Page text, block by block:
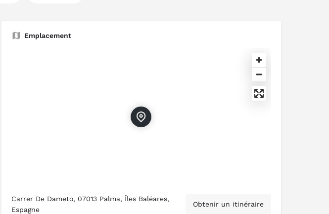
Emplacement
Carrer De Dameto, 07013 Palma, Îles Baléares,
Espagne
Obtenir un itinéraire